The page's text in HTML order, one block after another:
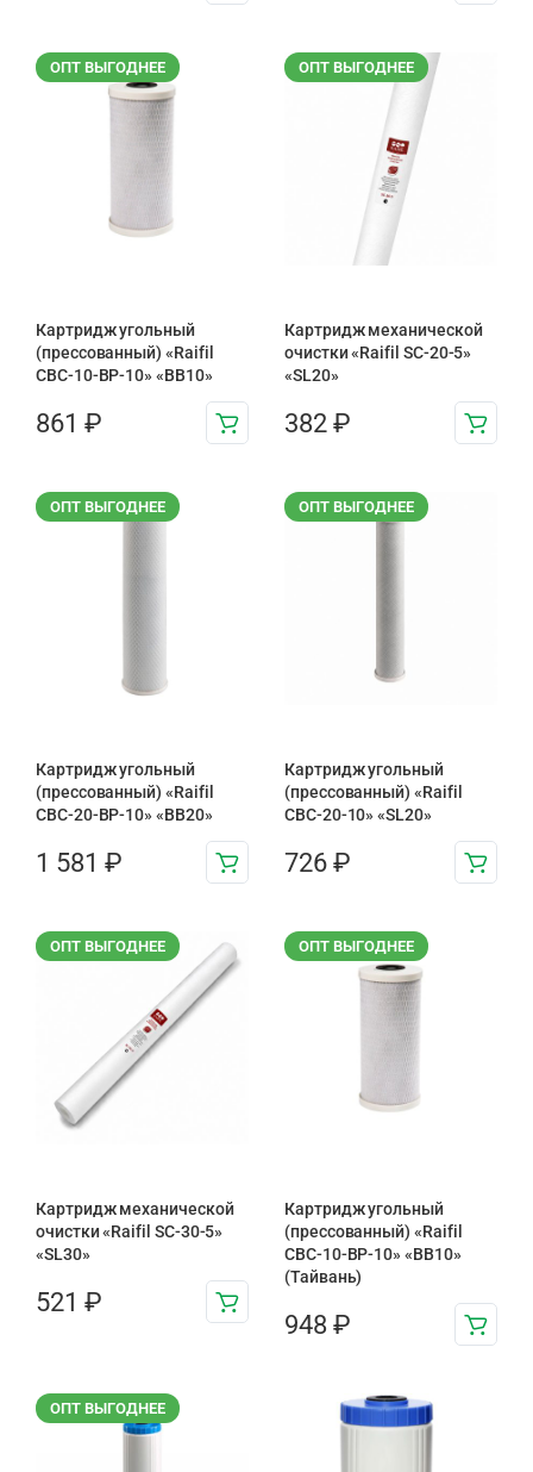
ОПТ ВЫГОДНЕЕ
Картридж угольный
(прессованный) «Raifil
CBC-10-BP-10» «BB10»
861 ₽
ОПТ ВЫГОДНЕЕ
Картридж механической
очистки «Raifil SC-20-5»
«SL20»
382 ₽
ОПТ ВЫГОДНЕЕ
Картридж угольный
(прессованный) «Raifil
CBC-20-BP-10» «BB20»
1 581 ₽
ОПТ ВЫГОДНЕЕ
Картридж угольный
(прессованный) «Raifil
CBC-20-10» «SL20»
726 ₽
ОПТ ВЫГОДНЕЕ
Картридж механической
очистки «Raifil SC-30-5»
«SL30»
521 ₽
ОПТ ВЫГОДНЕЕ
Картридж угольный
(прессованный) «Raifil
CBC-10-BP-10» «BB10»
(Тайвань)
948 ₽
ОПТ ВЫГОДНЕЕ